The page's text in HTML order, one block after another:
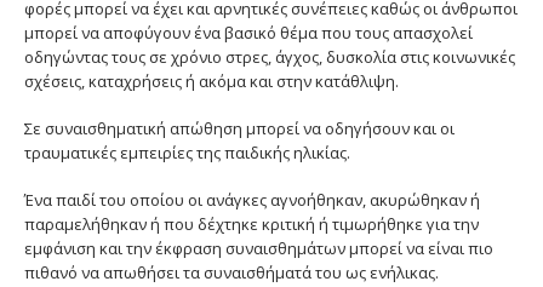
φορές μπορεί να έχει και αρνητικές συνέπειες καθώς οι άνθρωποι
μπορεί να αποφύγουν ένα βασικό θέμα που τους απασχολεί
οδηγώντας τους σε χρόνιο στρες, άγχος, δυσκολία στις κοινωνικές
σχέσεις, καταχρήσεις ή ακόμα και στην κατάθλιψη.
Σε συναισθηματική απώθηση μπορεί να οδηγήσουν και οι
τραυματικές εμπειρίες της παιδικής ηλικίας.
Ένα παιδί του οποίου οι ανάγκες αγνοήθηκαν, ακυρώθηκαν ή
παραμελήθηκαν ή που δέχτηκε κριτική ή τιμωρήθηκε για την
εμφάνιση και την έκφραση συναισθημάτων μπορεί να είναι πιο
πιθανό να απωθήσει τα συναισθήματά του ως ενήλικας.